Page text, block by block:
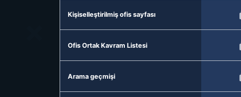
Kişiselleştirilmiş ofis sayfası
Ofis Ortak Kavram Listesi
Arama geçmişi